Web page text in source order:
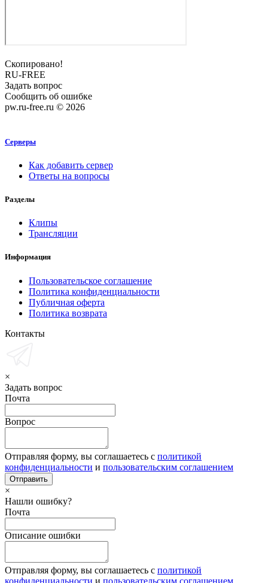
Скопировано!
RU-FREE
Задать вопрос
Сообщить об ошибке
pw.ru-free.ru © 2026
Серверы
Как добавить сервер
Ответы на вопросы
Разделы
Клипы
Трансляции
Информация
Пользовательское соглашение
Политика конфиденциальности
Публичная оферта
Политика возврата
Контакты
×
Задать вопрос
Почта
Вопрос
Отправляя форму, вы соглашаетесь с политикой
конфиденциальности и пользовательским соглашением
×
Нашли ошибку?
Почта
Описание ошибки
Отправляя форму, вы соглашаетесь с политикой
конфиденциальности и пользовательским соглашением